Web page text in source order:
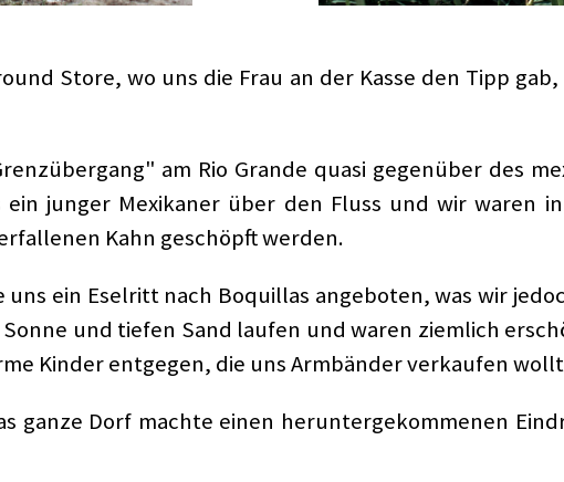
Store, wo uns die Frau an der Kasse den Tipp
am Rio Grande quasi gegenüber des
junger Mexikaner über den Fluss und wir waren
Kahn geschöpft werden.
ein Eselritt nach Boquillas angeboten, was wir
und tiefen Sand laufen und waren ziemlich
Kinder entgegen, die uns Armbänder verkaufen
ganze Dorf machte einen heruntergekommenen